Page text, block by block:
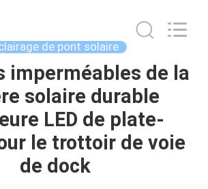
de pont solaire
imperméables de la
solaire durable
LED de plate-
le trottoir de voie
de dock